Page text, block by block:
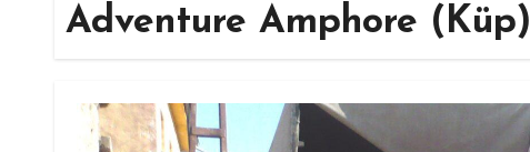
Adventure Amphore (Küp)